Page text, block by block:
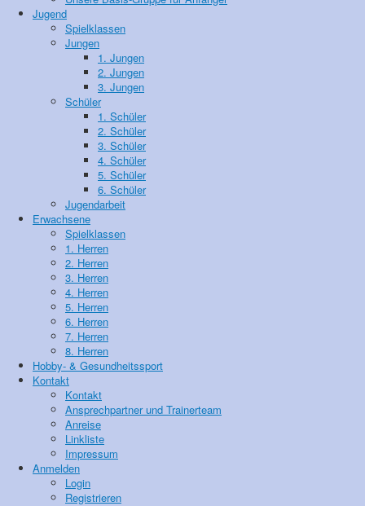
Jugend
Spielklassen
Jungen
1. Jungen
2. Jungen
3. Jungen
Schüler
1. Schüler
2. Schüler
3. Schüler
4. Schüler
5. Schüler
6. Schüler
Jugendarbeit
Erwachsene
Spielklassen
1. Herren
2. Herren
3. Herren
4. Herren
5. Herren
6. Herren
7. Herren
8. Herren
Hobby- & Gesundheitssport
Kontakt
Kontakt
Ansprechpartner und Trainerteam
Anreise
Linkliste
Impressum
Anmelden
Login
Registrieren